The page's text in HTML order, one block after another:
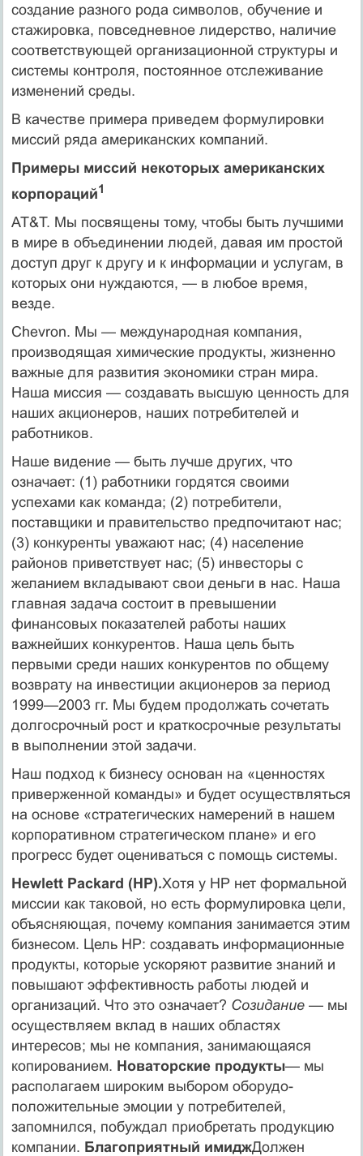
создание разного рода символов, обу­чение и
стажировка, повседневное лидерство, наличие
соответ­ствующей организационной структуры и
системы контроля, по­стоянное отслеживание
изменений среды.
В качестве примера приведем формулировки
миссий ряда американских компаний.
Примеры миссий некоторых американских
корпораций1
AT&T. Мы посвящены тому, чтобы быть лучшими
в мире в объединении людей, давая им простой
доступ друг к другу и к информации и услу­гам, в
которых они нуждаются, — в любое время,
везде.
Chevron. Мы — международная компания,
производящая химические продукты, жизненно
важные для развития экономики стран мира.
Наша миссия — создавать высшую ценность для
наших акционеров, наших потребителей и
работников.
Наше видение — быть лучше других, что
означает: (1) работники гордятся своими
успехами как команда; (2) потребители,
поставщики и правительство предпочитают нас;
(3) конкуренты уважают нас; (4) на­селение
районов приветствует нас; (5) инвесторы с
желанием вклады­вают свои деньги в нас. Наша
главная задача состоит в превышении
финансовых показателей работы наших
важнейших конкурентов. Наша цель быть
первыми среди наших конкурентов по общему
возврату на инвестиции акционеров за период
1999—2003 гг. Мы будем продолжать сочетать
долгосрочный рост и краткосрочные результаты
в выполнении этой задачи.
Наш подход к бизнесу основан на «ценностях
приверженной коман­ды» и будет осуществляться
на основе «стратегических намерений в на­шем
корпоративном стратегическом плане» и его
прогресс будет оцени­ваться с помощь системы.
Hewlett Packard (HP).Хотя у HP нет формальной
миссии как таковой, но есть формулировка цели,
объясняющая, почему компания занимается этим
бизнесом. Цель HP: создавать информационные
продукты, которые ускоряют развитие знаний и
повышают эффективность работы людей и
организаций. Что это означает? Созидание — мы
осуществляем вклад в наших областях
интересов; мы не компания, занимающаяся
копировани­ем. Новаторские продукты— мы
располагаем широким выбором оборудо-
положительные эмоции у потребителей,
запомнился, побуждал приобретать продукцию
компании. Благоприятный имиджДол­жен